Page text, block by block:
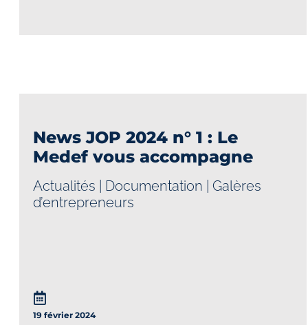
News JOP 2024 n° 1 : Le
Medef vous accompagne
Actualités Documentation |Galères
d’entrepreneurs
19 février 2024